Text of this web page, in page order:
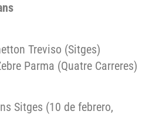
Treviso (Sitges)
Parma (Quatre Carreres)
Sitges (10 de febrero,